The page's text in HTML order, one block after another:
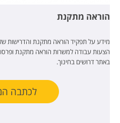
הוראה מתקנת
מידע על תפקיד הוראה מתקנת והדרישות
הצעות עבודה למשרות הוראה מתקנת
באתר דרושים בחינוך.
לכתבה